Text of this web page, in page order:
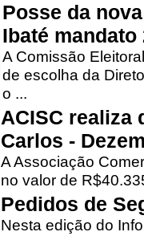
Posse da
Ibaté mandato
A Comissão
de escolha da
o ...
ACISC realiza
Carlos -
A Associação
no valor de
Pedidos de
Nesta edição do